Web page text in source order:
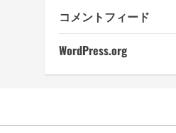
コメントフィード
WordPress.org